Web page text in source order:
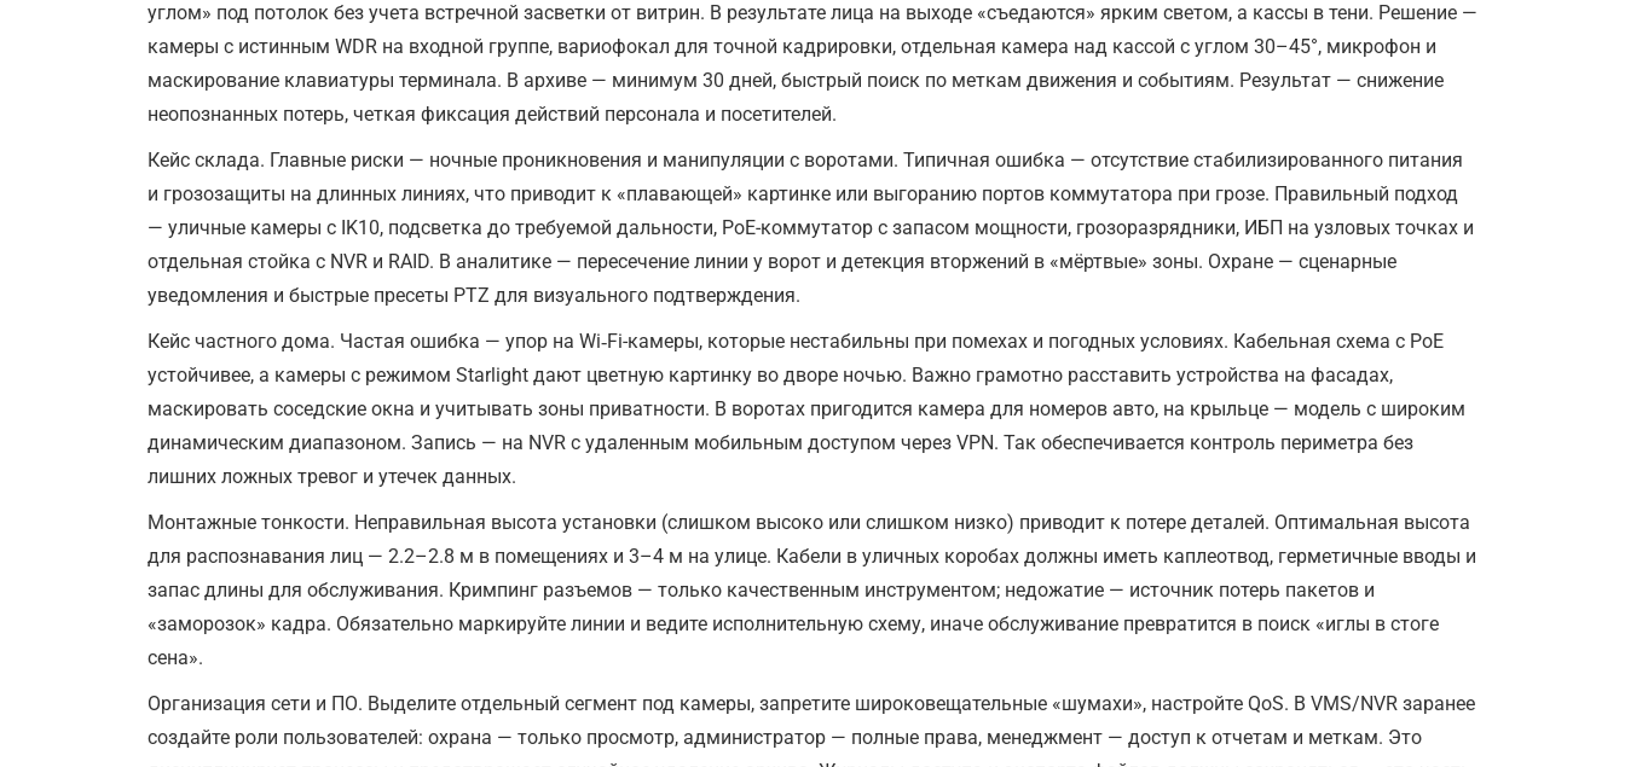
углом» под потолок без учета встречной засветки от витрин. В результате лица на выходе «съедаются» ярким светом, а кассы в тени. Решение —
камеры с истинным WDR на входной группе, вариофокал для точной кадрировки, отдельная камера над кассой с углом 30–45°, микрофон и
маскирование клавиатуры терминала. В архиве — минимум 30 дней, быстрый поиск по меткам движения и событиям. Результат — снижение
неопознанных потерь, четкая фиксация действий персонала и посетителей.
Кейс склада. Главные риски — ночные проникновения и манипуляции с воротами. Типичная ошибка — отсутствие стабилизированного питания
и грозозащиты на длинных линиях, что приводит к «плавающей» картинке или выгоранию портов коммутатора при грозе. Правильный подход
— уличные камеры с IK10, подсветка до требуемой дальности, PoE-коммутатор с запасом мощности, грозоразрядники, ИБП на узловых точках и
отдельная стойка с NVR и RAID. В аналитике — пересечение линии у ворот и детекция вторжений в «мёртвые» зоны. Охране — сценарные
уведомления и быстрые пресеты PTZ для визуального подтверждения.
Кейс частного дома. Частая ошибка — упор на Wi‑Fi-камеры, которые нестабильны при помехах и погодных условиях. Кабельная схема с PoE
устойчивее, а камеры с режимом Starlight дают цветную картинку во дворе ночью. Важно грамотно расставить устройства на фасадах,
маскировать соседские окна и учитывать зоны приватности. В воротах пригодится камера для номеров авто, на крыльце — модель с широким
динамическим диапазоном. Запись — на NVR с удаленным мобильным доступом через VPN. Так обеспечивается контроль периметра без
лишних ложных тревог и утечек данных.
Монтажные тонкости. Неправильная высота установки (слишком высоко или слишком низко) приводит к потере деталей. Оптимальная высота
для распознавания лиц — 2.2–2.8 м в помещениях и 3–4 м на улице. Кабели в уличных коробах должны иметь каплеотвод, герметичные вводы и
запас длины для обслуживания. Кримпинг разъемов — только качественным инструментом; недожатие — источник потерь пакетов и
«заморозок» кадра. Обязательно маркируйте линии и ведите исполнительную схему, иначе обслуживание превратится в поиск «иглы в стоге
сена».
Организация сети и ПО. Выделите отдельный сегмент под камеры, запретите широковещательные «шумахи», настройте QoS. В VMS/NVR заранее
создайте роли пользователей: охрана — только просмотр, администратор — полные права, менеджмент — доступ к отчетам и меткам. Это